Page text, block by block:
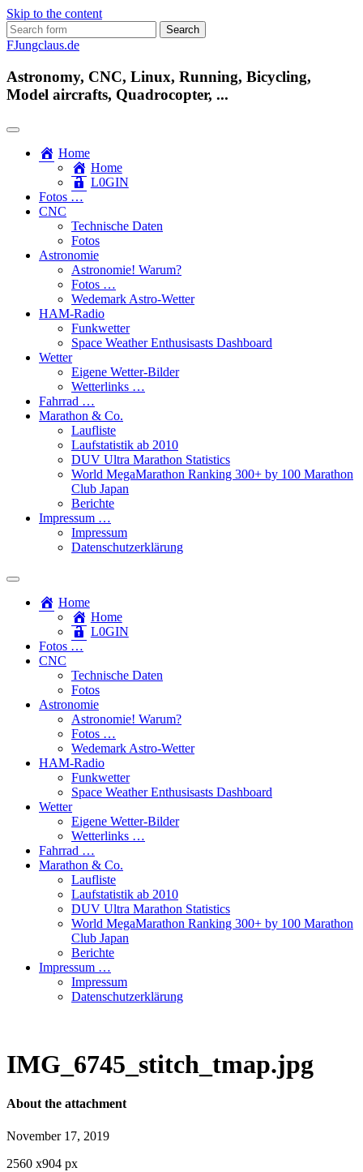
Skip to the content
Search
for:
FJungclaus.de
Astronomy, CNC, Linux, Running, Bicycling,
Model aircrafts, Quadrocopter, ...
Home
Home
L​0​​GIN
Fotos …
CNC
Technische Daten
Fotos
Astronomie
Astronomie! Warum?
Fotos …
Wedemark Astro-Wetter
HAM-Radio
Funkwetter
Space Weather Enthusisasts Dashboard
Wetter
Eigene Wetter-Bilder
Wetterlinks …
Fahrrad …
Marathon & Co.
Laufliste
Laufstatistik ab 2010
DUV Ultra Marathon Statistics
World MegaMarathon Ranking 300+ by 100 Marathon
Club Japan
Berichte
Impressum …
Impressum
Datenschutzerklärung
Toggle
search
field
Home
Home
L​0​​GIN
Fotos …
CNC
Technische Daten
Fotos
Astronomie
Astronomie! Warum?
Fotos …
Wedemark Astro-Wetter
HAM-Radio
Funkwetter
Space Weather Enthusisasts Dashboard
Wetter
Eigene Wetter-Bilder
Wetterlinks …
Fahrrad …
Marathon & Co.
Laufliste
Laufstatistik ab 2010
DUV Ultra Marathon Statistics
World MegaMarathon Ranking 300+ by 100 Marathon
Club Japan
Berichte
Impressum …
Impressum
Datenschutzerklärung
IMG_6745_stitch_tmap.jpg
About the attachment
November 17, 2019
2560 x904 px